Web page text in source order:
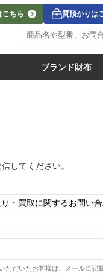
こちら 質預かりは
ブランド財布
してください。
ただいたお客様は、メールに記